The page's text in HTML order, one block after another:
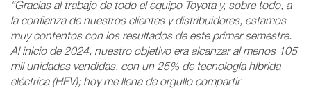
“Gracias al trabajo de todo el equipo Toyota y, sobre todo, a
la confianza de nuestros clientes y distribuidores, estamos
muy contentos con los resultados de este primer semestre.
Al inicio de 2024, nuestro objetivo era alcanzar al menos 105
mil unidades vendidas, con un 25% de tecnología híbrida
eléctrica (HEV); hoy me llena de orgullo compartir